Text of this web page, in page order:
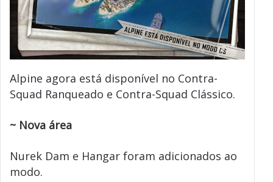
Alpine agora está disponível no Contra-
Squad Ranqueado e Contra-Squad Clássico.
~ Nova área
Nurek Dam e Hangar foram adicionados ao
modo.